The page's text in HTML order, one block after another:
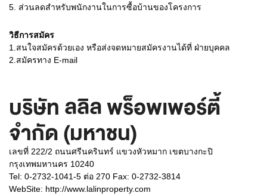
5. ส่วนลดสำหรับพนักงานในการซื้อบ้านของโครงการ
วิธีการสมัคร
1.สนใจสมัครด้วยเอง หรือส่งจดหมายสมัครงานได้ที่ ฝ่ายบุคคล
2.สมัครทาง E-mail
บริษัท ลลิล พร็อพเพอร์ตี้
จำกัด (มหาชน)
เลขที่ 222/2 ถนนศรีนครินทร์ แขวงหัวหมาก เขตบางกะปิ
กรุงเทพมหานคร 10240
Tel: 0-2732-1041-5 ต่อ 270 Fax: 0-2732-3814
WebSite: http://www.lalinproperty.com